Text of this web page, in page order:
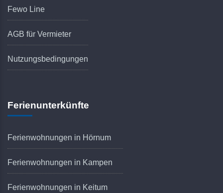
Fewo Line
AGB für Vermieter
Nutzungsbedingungen
Ferienunterkünfte
Ferienwohnungen in Hörnum
Ferienwohnungen in Kampen
Ferienwohnungen in Keitum